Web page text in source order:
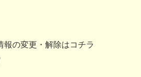
の変更・解除はコチラ